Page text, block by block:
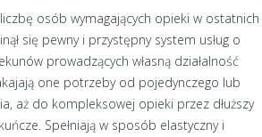
osób wymagających opieki w ostatnich
się pewny i przystępny system usług o
prowadzących własną działalność
one potrzeby od pojedynczego lub
aż do kompleksowej opieki przez dłuższy
Spełniają w sposób elastyczny i